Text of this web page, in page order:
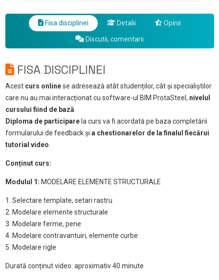
Fisa disciplinei Detalii Opinii
Discutii, comentarii
FISA DISCIPLINEI
Acest curs onlinese adresează atât studenților, cât și specialiștilor
care nu au mai interacționat cu software-ul BIM ProtaSteel, nivelul
cursului fiind de bază
Diploma de participarela curs va fi acordată pe baza completării
formularului de feedback și a chestionarelor de la finalul fiecărui
tutorial video
Conținut curs:
Modulul 1: MODELARE ELEMENTE STRUCTURALE
1. Selectare template, setari rastru
2. Modelare elemente structurale
3. Modelare ferme, pene
4. Modelare contravantuiri, elemente curbe
5. Modelare rigle
Durată conținut video: aproximativ 40 minute